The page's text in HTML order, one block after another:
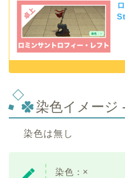
染色イメージ
染色は無し
染色：×